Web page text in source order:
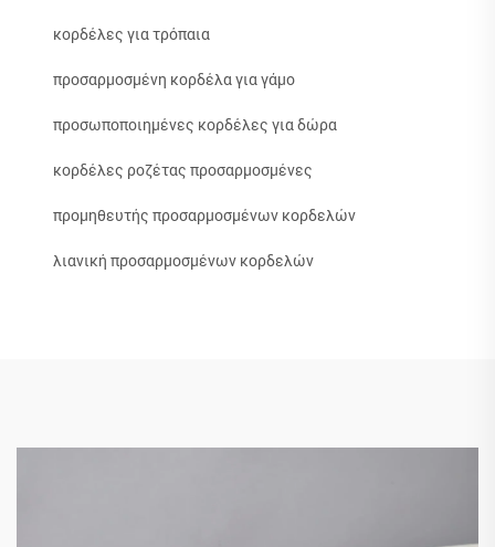
κορδέλες για τρόπαια
προσαρμοσμένη κορδέλα για γάμο
προσωποποιημένες κορδέλες για δώρα
κορδέλες ροζέτας προσαρμοσμένες
προμηθευτής προσαρμοσμένων κορδελών
λιανική προσαρμοσμένων κορδελών